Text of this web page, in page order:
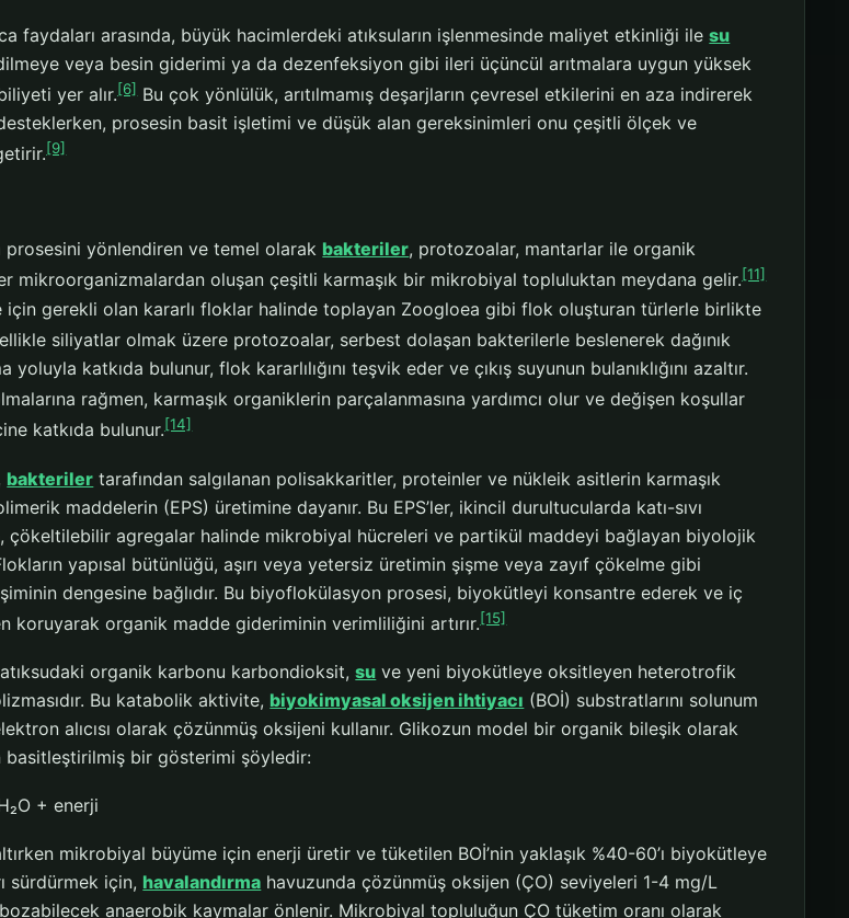
faydaları arasında, büyük hacimlerdeki atıksuların işlenmesinde maliyet etkinliği ilesu
veya besin giderimi ya da dezenfeksiyon gibi ileri üçüncül arıtmalara uygun yüksek
yer alır.[6]Bu çok yönlülük, arıtılmamış deşarjların çevresel etkilerini en aza indirerek
prosesin basit işletimi ve düşük alan gereksinimleri onu çeşitli ölçek ve
[9]
yönlendiren ve temel olarak bakteriler, protozoalar, mantarlar ile organik
mikroorganizmalardan oluşan çeşitli karmaşık bir mikrobiyal topluluktan meydana gelir.[11]
için gerekli olan kararlı floklar halinde toplayan Zoogloea gibi flok oluşturan türlerle birlikte
siliyatlar olmak üzere protozoalar, serbest dolaşan bakterilerle beslenerek dağınık
katkıda bulunur, flok kararlılığını teşvik eder ve çıkış suyunun bulanıklığını azaltır.
rağmen, karmaşık organiklerin parçalanmasına yardımcı olur ve değişen koşullar
katkıda bulunur.[14]
bakteriler tarafından salgılanan polisakkaritler, proteinler ve nükleik asitlerin karmaşık
maddelerin (EPS) üretimine dayanır. Bu EPS’ler, ikincil durultucularda katı-sıvı
çökeltilebilir agregalar halinde mikrobiyal hücreleri ve partikül maddeyi bağlayan biyolojik
yapısal bütünlüğü, aşırı veya yetersiz üretimin şişme veya zayıf çökelme gibi
dengesine bağlıdır. Bu biyoflokülasyon prosesi, biyokütleyi konsantre ederek ve iç
koruyarak organik madde gideriminin verimliliğini artırır.[15]
organik karbonu karbondioksit,su ve yeni biyokütleye oksitleyen heterotrofik
Bu katabolik aktivite, biyokimyasal oksijen ihtiyacı (BOİ) substratlarını solunum
alıcısı olarak çözünmüş oksijeni kullanır. Glikozun model bir organik bileşik olarak
basitleştirilmiş bir gösterimi şöyledir:
+ enerji
mikrobiyal büyüme için enerji üretir ve tüketilen BOİ’nin yaklaşık %40-60’ı biyokütleye
sürdürmek için, havalandırma havuzunda çözünmüş oksijen (ÇO) seviyeleri 1-4 mg/L
bozabilecek anaerobik kaymalar önlenir. Mikrobiyal topluluğun ÇO tüketim oranı olarak